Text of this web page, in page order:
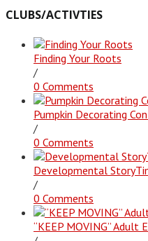
CLUBS/ACTIVTIES
Finding Your Roots
/
0 Comments
Pumpkin Decorating
/
0 Comments
Developmental
/
0 Comments
“KEEP MOVING” Adult